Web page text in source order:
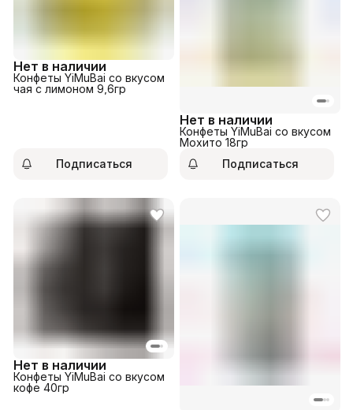
Нет в наличии
Конфеты YiMuBai со вкусом
чая с лимоном 9,6гр
Подписаться
Нет в наличии
Конфеты YiMuBai со вкусом
Мохито 18гр
Подписаться
Нет в наличии
Конфеты YiMuBai со вкусом
кофе 40гр